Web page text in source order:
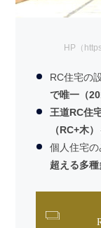
HP（
RC住宅の
で唯一（
王道RC住
（RC+木）
個人住宅
超える多